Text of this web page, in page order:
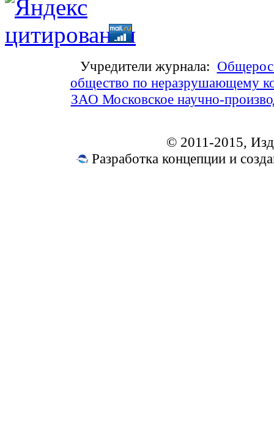
Учредители журнала:
общество по неразрушающему
ЗАО Московское научно-
© 2011-2015,
Разработка концепции и